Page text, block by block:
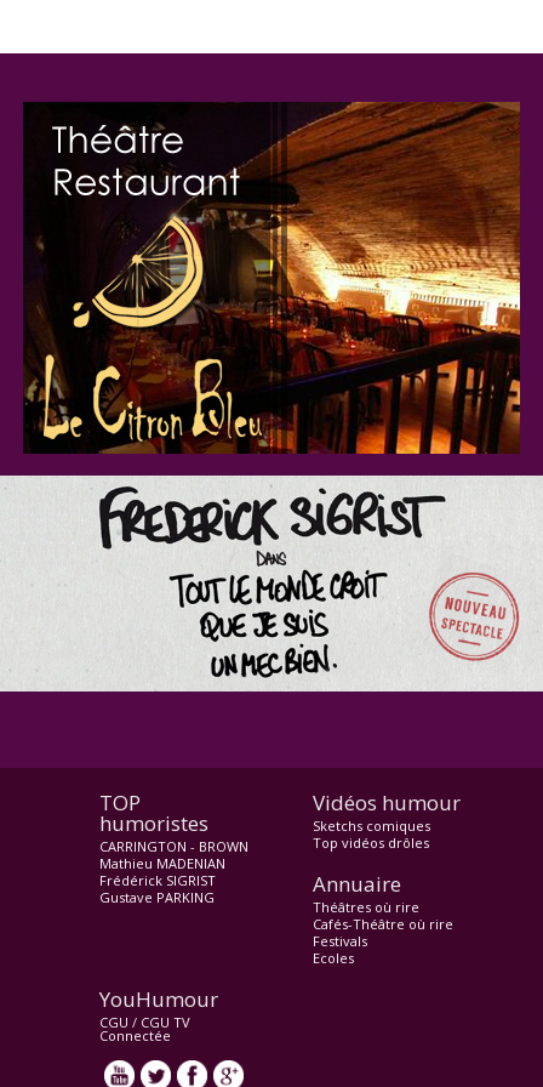
d'accueil.
Dessin, peinture, sculpture, photographie...
Saison 2016-2017
Saison 2015-2016
Saison 2014-2015
AIDE À LA CRÉATION
Compagnies de théâtres ou de danses. Porteurs de projets
cinématographiques.
INFOS PRATIQUES
Métro(ligne 1/Georges V, ligne 2/Ternes, ligne 9/Saint-
Philippe du Roule),RER A(Charles de Gaulles Etoile),
(ligne 22, 43, 52, 83, 93, N23, N154).
TOP
humoristes
CARRINGTON - BROWN
Mathieu MADENIAN
Frédérick SIGRIST
Gustave PARKING
Vidéos humour
Sketchs comiques
Top vidéos drôles
Annuaire
Théâtres où rire
Cafés-Théâtre où rire
Festivals
Ecoles
YouHumour
CGU / CGU TV
Connectée